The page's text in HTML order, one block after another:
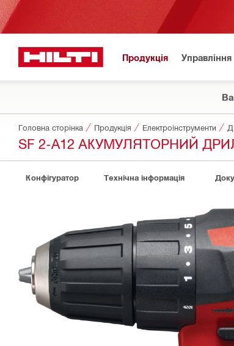
Продукція
Головна сторінка Продукція Електроінструменти
SF 2-A12 АКУМУЛЯТОРНИЙ
Конфігуратор Технічна інформація